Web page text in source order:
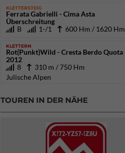
KLETTERSTEIG
Ferrata Gabrielli - Cima Asta
Überschreitung
B
1-/1 600 Hm / 1620 Hm
KLETTERN
Rot(Punkt)Wild - Cresta Berdo Quota
2012
8
310 m / 750 Hm
Julische Alpen
TOUREN IN DER NÄHE